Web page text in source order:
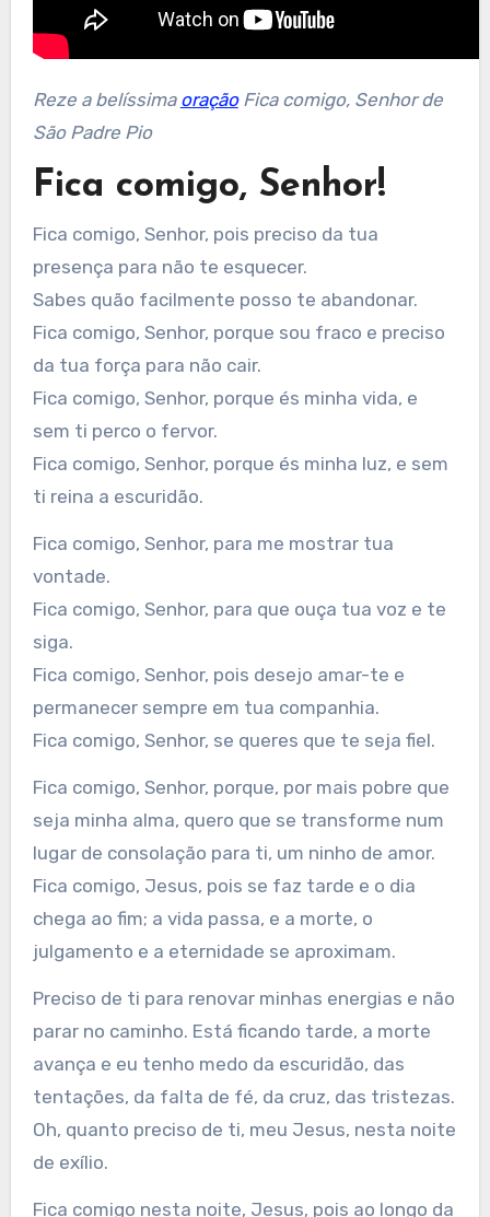
Reze a belíssima oraçãoFica comigo, Senhor de
São Padre Pio
Fica comigo, Senhor!
Fica comigo, Senhor, pois preciso da tua
presença para não te esquecer.
Sabes quão facilmente posso te abandonar.
Fica comigo, Senhor, porque sou fraco e preciso
da tua força para não cair.
Fica comigo, Senhor, porque és minha vida, e
sem ti perco o fervor.
Fica comigo, Senhor, porque és minha luz, e sem
ti reina a escuridão.
Fica comigo, Senhor, para me mostrar tua
vontade.
Fica comigo, Senhor, para que ouça tua voz e te
siga.
Fica comigo, Senhor, pois desejo amar-te e
permanecer sempre em tua companhia.
Fica comigo, Senhor, se queres que te seja fiel.
Fica comigo, Senhor, porque, por mais pobre que
seja minha alma, quero que se transforme num
lugar de consolação para ti, um ninho de amor.
Fica comigo, Jesus, pois se faz tarde e o dia
chega ao fim; a vida passa, e a morte, o
julgamento e a eternidade se aproximam.
Preciso de ti para renovar minhas energias e não
parar no caminho. Está ficando tarde, a morte
avança e eu tenho medo da escuridão, das
tentações, da falta de fé, da cruz, das tristezas.
Oh, quanto preciso de ti, meu Jesus, nesta noite
de exílio.
Fica comigo nesta noite, Jesus, pois ao longo da